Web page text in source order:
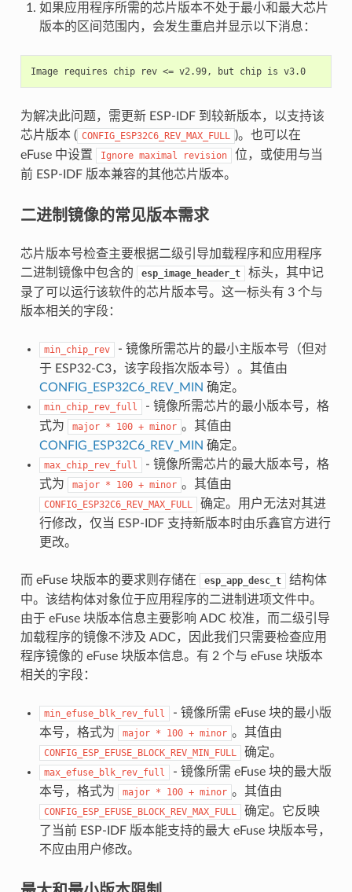
如果应用程序所需的芯片版本不处于最小和最大芯片
版本的区间范围内，会发生重启并显示以下消息：
Image requires chip rev <= v2.99, but chip is v3.0
为解决此问题，需更新 ESP-IDF 到较新版本，以支持该
芯片版本 ( CONFIG_ESP32C6_REV_MAX_FULL )。也可以在
eFuse 中设置
Ignore maximal revision
位，或使用与当
前 ESP-IDF 版本兼容的其他芯片版本。
二进制镜像的常见版本需求
芯片版本号检查主要根据二级引导加载程序和应用程序
二进制镜像中包含的
esp_image_header_t
标头，其中记
录了可以运行该软件的芯片版本号。这一标头有 3 个与
版本相关的字段：
min_chip_rev
- 镜像所需芯片的最小主版本号（但对
于 ESP32-C3，该字段指次版本号）。其值由
CONFIG_ESP32C6_REV_MIN 确定。
min_chip_rev_full
- 镜像所需芯片的最小版本号，格
式为
major * 100 + minor 。其值由
CONFIG_ESP32C6_REV_MIN 确定。
max_chip_rev_full
- 镜像所需芯片的最大版本号，格
式为
major * 100 + minor 。其值由
CONFIG_ESP32C6_REV_MAX_FULL
确定。用户无法对其进
行修改，仅当 ESP-IDF 支持新版本时由乐鑫官方进行
更改。
而 eFuse 块版本的要求则存储在 esp_app_desc_t
结构体
中。该结构体对象位于应用程序的二进制进项文件中。
由于 eFuse 块版本信息主要影响 ADC 校准，而二级引导
加载程序的镜像不涉及 ADC，因此我们只需要检查应用
程序镜像的 eFuse 块版本信息。有 2 个与 eFuse 块版本
相关的字段：
min_efuse_blk_rev_full
- 镜像所需 eFuse 块的最小版
本号，格式为
major * 100 + minor 。其值由
CONFIG_ESP_EFUSE_BLOCK_REV_MIN_FULL 确定。
max_efuse_blk_rev_full
- 镜像所需 eFuse 块的最大版
本号，格式为
major * 100 + minor 。其值由
CONFIG_ESP_EFUSE_BLOCK_REV_MAX_FULL
确定。它反映
了当前 ESP-IDF 版本能支持的最大 eFuse 块版本号，
不应由用户修改。